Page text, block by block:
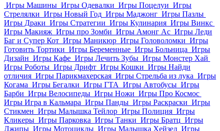
Игры Машины Игры Одевалки Игры Поцелуи Игры
Стрелялки Игры Новый Год Игры Маджонг Игры Пазлы
Игры Драки Игры Стратегии Игры Кулинария Игры Винкс
Игры Макияж Игры про Зомби Игры Амонг Ас Игры Леди
Баг и Супер Кот Игры Маникюр Игры Головоломки Игры
Готовить Тортики Игры Беременные Игры Больница Игры
Дизайн Игры Кафе Игры Лечить Зубы Игры Монстер Хай
Игры Роботы Игры Дрифт Игры Кошки Игры Найди
отличия Игры Парикмахерская Игры Стрельба из лука Игры
Когама Игры Бегалки Игры ГТА Игры Автобусы Игры
Барби Игры Велосипеды Игры Ножи Игры Про Космос
Игры Игра в Кальмара Игры Панды Игры Раскраски Игры
Стикмен Игры Малышка Тейлор Игры Полиция Игры
Кликеры Игры Парковка Игры Танки Игры Братц Игры
Джипы Игры Мотоциклы Игры Малышка Хейзел Игры